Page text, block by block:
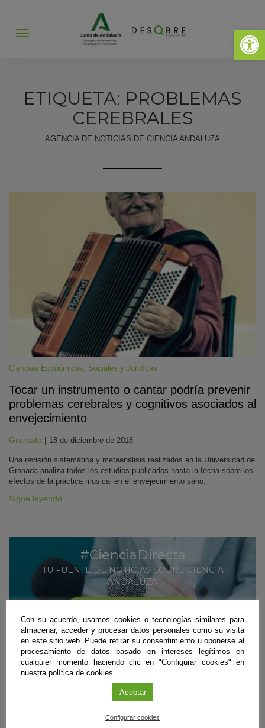
Abrir
Abrir
ETIQUETA: PROBLEMAS
CEREBRALES
AGENCIA DE NOTICIAS DE CIENCIA ANDALUZA
Ciencias Económicas, Sociales y Juridicas
Tocar un instrumento o cantar podría prevenir
problemas cerebrales y cognitivos asociados al
envejecimiento
Granada | 18 de diciembre de 2018
Una revisión sistemática y metaanálisis realizados en la Universidad de
Granada analiza todos los estudios publicados hasta la fecha sobre los
efectos de la práctica musical en el envejecimiento sano.
Sigue leyendo
#CienciaDirecta
TU FUENTE DE NOTICIAS SOBRE CIENCIA
ANDALUZA
SUSCRÍBETE
¿ERES CIENTÍFICO/A Y QUIERES DIFUNDIR
TUS RESULTADOS?
Con su acuerdo, usamos cookies o tecnologías similares para
almacenar, acceder y procesar datos personales como su visita
en este sitio web. Puede retirar su consentimiento u oponerse al
procesamiento de datos basado en intereses legítimos en
cualquier momento haciendo clic en "Configurar cookies" en
nuestra política de cookies.
Aceptar
Configurar cookies